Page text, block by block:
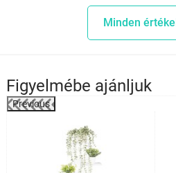
Minden
Figyelmébe ajánljuk
Previous